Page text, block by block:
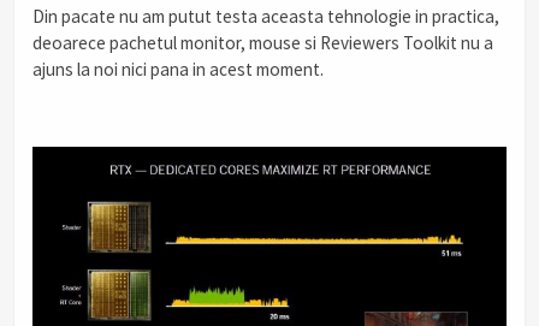
Din pacate nu am putut testa aceasta tehnologie in practica,
deoarece pachetul monitor, mouse si Reviewers Toolkit nu a
ajuns la noi nici pana in acest moment.